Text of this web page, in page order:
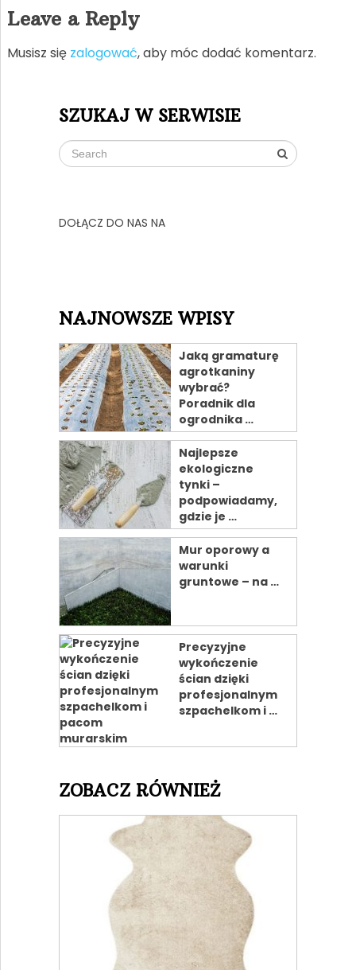
Leave a Reply
Musisz się zalogować, aby móc dodać komentarz.
SZUKAJ W SERWISIE
DOŁĄCZ DO NAS NA
NAJNOWSZE WPISY
Jaką gramaturę
agrotkaniny
wybrać?
Poradnik dla
ogrodnika …
Najlepsze
ekologiczne
tynki –
podpowiadamy,
gdzie je …
Mur oporowy a
warunki
gruntowe – na …
Precyzyjne
wykończenie
ścian dzięki
profesjonalnym
szpachelkom i …
ZOBACZ RÓWNIEŻ